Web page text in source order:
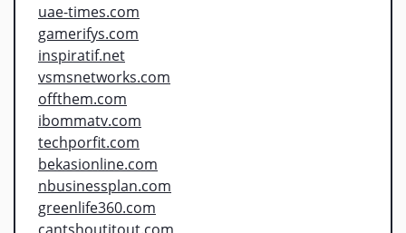
uae-times.com
gamerifys.com
inspiratif.net
vsmsnetworks.com
offthem.com
ibommatv.com
techporfit.com
bekasionline.com
nbusinessplan.com
greenlife360.com